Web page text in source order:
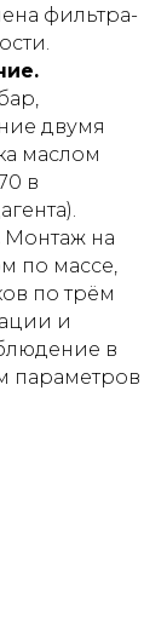
фильтра-
двумя
маслом
в
Монтаж на
по массе,
по трём
и
в
параметров